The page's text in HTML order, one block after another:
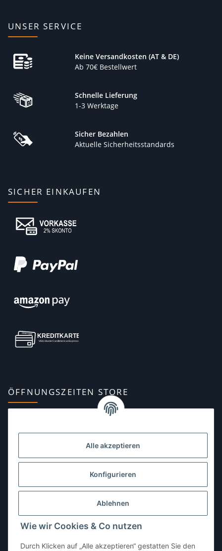
Alle akzeptieren
Konfigurieren
Ablehnen
Wie wir Cookies & Co nutzen
Durch Klicken auf „Alle akzeptieren“ gestatten Sie den
UNSER SERVICE
Keine Versandkosten (AT & DE)
Ab 70€ Bestellwert
Schnelle Lieferung
1-3 Werktage
Sicher Bezahlen
Aktuelle Sicherheitsstandards
SICHER EINKAUFEN
ÖFFNUNGSZEITEN STORE
10:00–13:00, 14:00–18:00 Uhr
Dienstag:10:00–13:00, 14:00–16:00 Uhr
10:00–13:00 Uhr
Freitag:10:00–13:00, 14:00–18:00 Uhr
Sonntag: geschlossen